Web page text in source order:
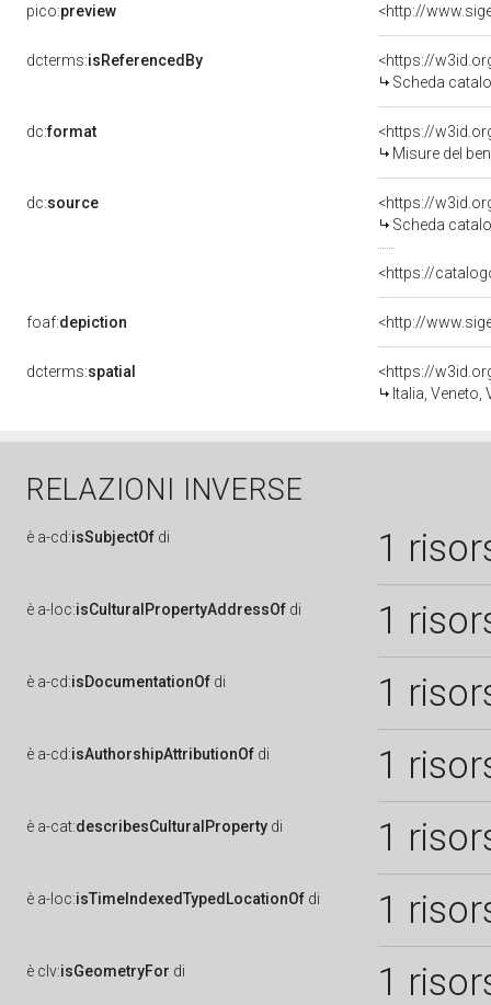
pico:preview
dcterms:isReferencedBy
<https://
Scheda
dc:format
<https://
Misure del
dc:source
<https://
Scheda
<https://
foaf:depiction
dcterms:spatial
<https://
Italia, Veneto,
RELAZIONI INVERSE
è a-cd:isSubjectOf di 1
è a-loc:isCulturalPropertyAddressOf di 1
è a-cd:isDocumentationOf di 1
è a-cd:isAuthorshipAttributionOf di 1
è a-cat:describesCulturalProperty di 1
è a-loc:isTimeIndexedTypedLocationOf di 1
è clv:isGeometryFor di 1